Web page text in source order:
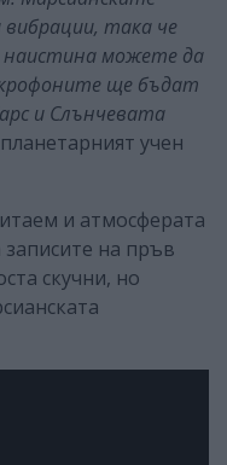
така че
наистина можете да
ще бъдат
и Слънчевата
учен
и атмосферата
на пръв
скучни, но